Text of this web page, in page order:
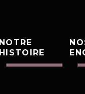
NOTRE
HISTOIRE